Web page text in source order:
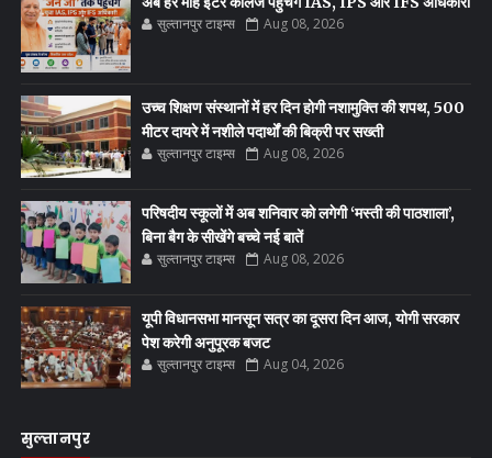
सुल्तानपुर टाइम्स Aug 08, 2026
उच्च शिक्षण संस्थानों में हर दिन होगी नशामुक्ति की शपथ, 500
मीटर दायरे में नशीले पदार्थों की बिक्री पर सख्ती
सुल्तानपुर टाइम्स Aug 08, 2026
परिषदीय स्कूलों में अब शनिवार को लगेगी ‘मस्ती की पाठशाला’,
बिना बैग के सीखेंगे बच्चे नई बातें
सुल्तानपुर टाइम्स Aug 08, 2026
यूपी विधानसभा मानसून सत्र का दूसरा दिन आज, योगी सरकार
पेश करेगी अनुपूरक बजट
सुल्तानपुर टाइम्स Aug 04, 2026
सुल्तानपुर